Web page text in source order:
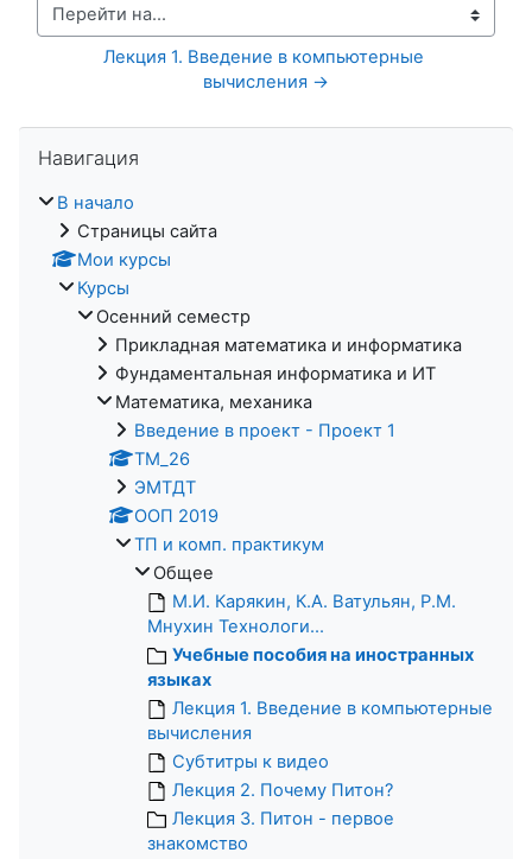
Перейти на...
Лекция 1. Введение в компьютерные
вычисления →
Навигация
В начало
Страницы сайта
Мои курсы
Курсы
Осенний семестр
Прикладная математика и информатика
Фундаментальная информатика и ИТ
Математика, механика
Введение в проект - Проект 1
ТМ_26
ЭМТДТ
ООП 2019
ТП и комп. практикум
Общее
М.И. Карякин, К.А. Ватульян, Р.М.
Мнухин Технологи...
Учебные пособия на иностранных
языках
Лекция 1. Введение в компьютерные
вычисления
Субтитры к видео
Лекция 2. Почему Питон?
Лекция 3. Питон - первое
знакомство